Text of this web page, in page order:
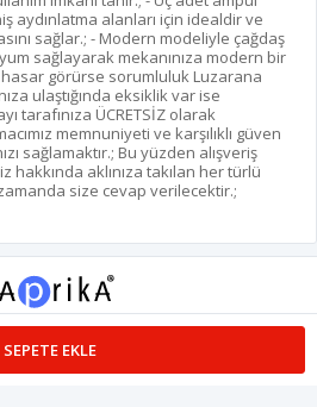
SEPETE EKLE
aydınlatma alanları için idealdir ve
sağlar.; - Modern modeliyle çağdaş
sağlayarak mekanınıza modern bir
görürse sorumluluk Luzarana
ulaştığında eksiklik var ise
tarafınıza ÜCRETSİZ olarak
memnuniyeti ve karşılıklı güven
sağlamaktır.; Bu yüzden alışveriş
aklınıza takılan her türlü
size cevap verilecektir.;
sistemleri ile hazırlanmıştır.